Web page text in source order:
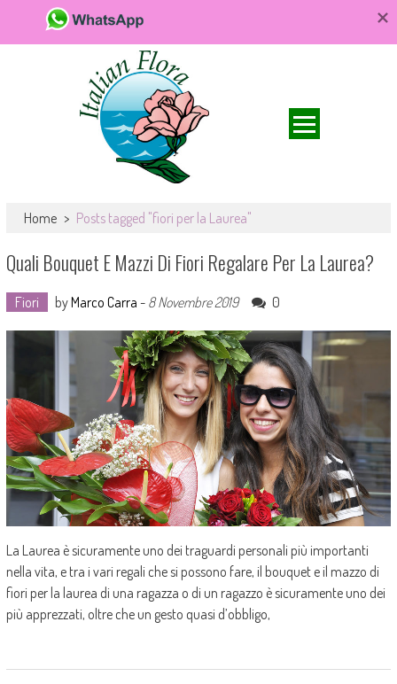
floreali. Fiori da acquistare online e consegnare a domicilio per ogni
Home > Posts tagged "fiori per la Laurea"
Quali Bouquet E Mazzi Di Fiori Regalare Per La Laurea?
Fiori byMarco Carra - 8 Novembre 2019 0
La Laurea è sicuramente uno dei traguardi personali più importanti
nella vita, e tra i vari regali che si possono fare, il bouquet e il mazzo di
fiori per la laurea di una ragazza o di un ragazzo è sicuramente uno dei
più apprezzati, oltre che un gesto quasi d’obbligo,